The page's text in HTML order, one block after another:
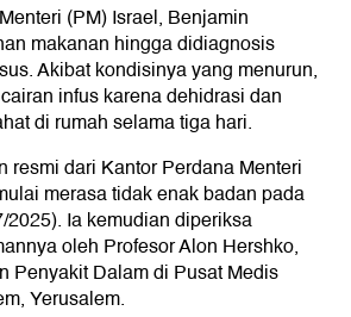
(PM) Israel, Benjamin
makanan hingga didiagnosis
Akibat kondisinya yang menurun,
infus karena dehidrasi dan
di rumah selama tiga hari.
resmi dari Kantor Perdana Menteri
merasa tidak enak badan pada
2025). Ia kemudian diperiksa
oleh Profesor Alon Hershko,
Penyakit Dalam di Pusat Medis
Yerusalem.